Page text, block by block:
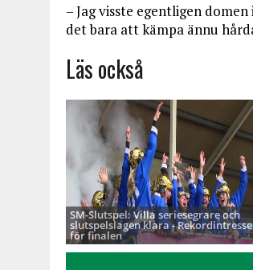
– Jag visste egentligen
det bara att kämpa ännu
Läs också
SM-Slutspel: Villa seriesegrare och
slutspelslagen klara - Rekordintresse
för finalen